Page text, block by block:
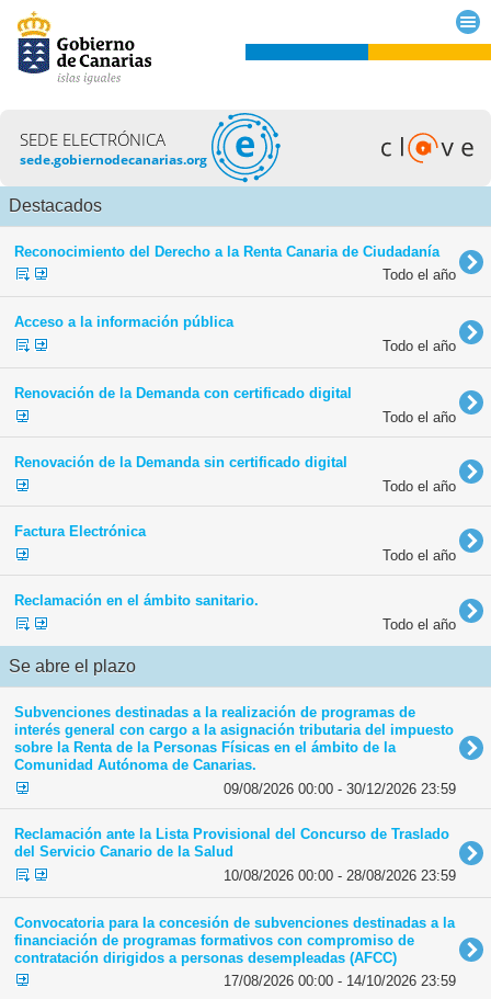
SEDE ELECTRÓNICA
sede.gobiernodecanarias.org
Destacados
Reconocimiento del Derecho a la Renta Canaria de Ciudadanía
Todo el año
Acceso a la información pública
Todo el año
Renovación de la Demanda con certificado digital
Todo el año
Renovación de la Demanda sin certificado digital
Todo el año
Factura Electrónica
Todo el año
Reclamación en el ámbito sanitario.
Todo el año
Se abre el plazo
Subvenciones destinadas a la realización de programas de
interés general con cargo a la asignación tributaria del impuesto
sobre la Renta de la Personas Físicas en el ámbito de la
Comunidad Autónoma de Canarias.
09/08/2026 00:00 - 30/12/2026 23:59
Reclamación ante la Lista Provisional del Concurso de Traslado
del Servicio Canario de la Salud
10/08/2026 00:00 - 28/08/2026 23:59
Convocatoria para la concesión de subvenciones destinadas a la
financiación de programas formativos con compromiso de
contratación dirigidos a personas desempleadas (AFCC)
17/08/2026 00:00 - 14/10/2026 23:59